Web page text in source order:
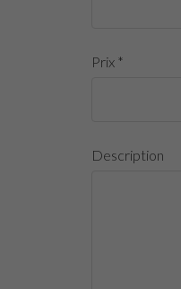
Prix *
Description